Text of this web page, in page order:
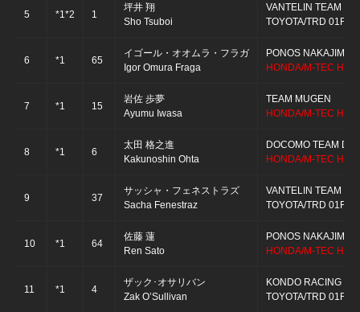
5 *1*2 1
坪井 翔
Sho Tsuboi
VANTELIN TEAM
TOYOTA/TRD 01F
6 *1 65
イゴール・オオムラ・フラガ
Igor Omura Fraga
PONOS NAKAJIMA
HONDA/M-TEC HR-
7 *1 15
岩佐 歩夢
Ayumu Iwasa
TEAM MUGEN
HONDA/M-TEC HR-
8 *1 6
太田 格之進
Kakunoshin Ohta
DOCOMO TEAM
HONDA/M-TEC HR-
9 37
サッシャ・フェネストラズ
Sacha Fenestraz
VANTELIN TEAM
TOYOTA/TRD 01F
10 *1 64
佐藤 蓮
Ren Sato
PONOS NAKAJIMA
HONDA/M-TEC HR-
11 *1 4
ザック･オサリバン
Zak O’Sullivan
KONDO RACING
TOYOTA/TRD 01F